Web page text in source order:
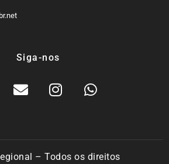
Siga-nos
– Todos os direitos